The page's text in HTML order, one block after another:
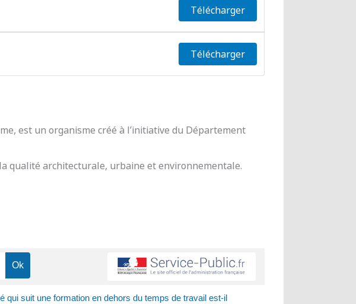
Télécharger
Télécharger
est un organisme créé à l’initiative du Département
qualité architecturale, urbaine et environnementale.
qui suit une formation en dehors du temps de travail est-il